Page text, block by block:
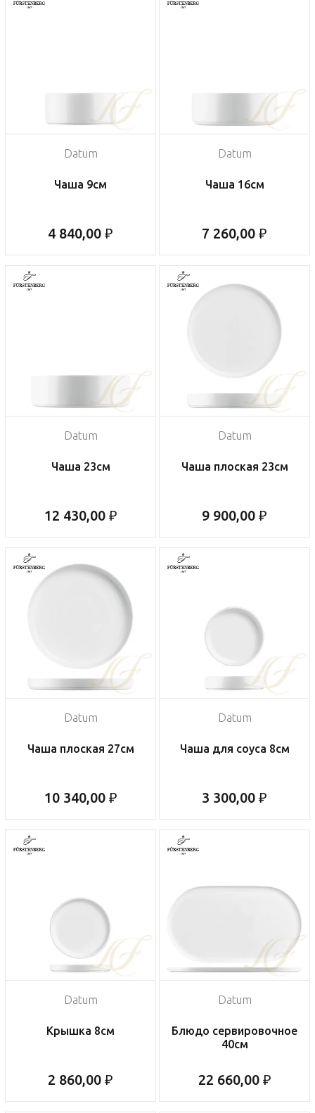
Datum
Чаша 9см
4 840,00 ₽
Datum
Чаша 16см
7 260,00 ₽
Datum
Чаша 23см
12 430,00 ₽
Datum
Чаша плоская 23см
9 900,00 ₽
Datum
Чаша плоская 27см
10 340,00 ₽
Datum
Чаша для соуса 8см
3 300,00 ₽
Datum
Крышка 8см
2 860,00 ₽
Datum
Блюдо сервировочное
40см
22 660,00 ₽